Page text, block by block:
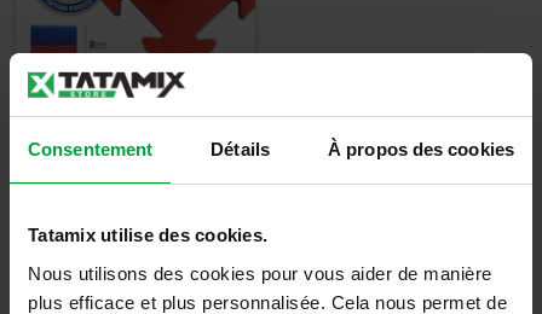
Consentement Détails À propos des cookies
Tatamix utilise des cookies.
Nous utilisons des cookies pour vous aider de manière
plus efficace et plus personnalisée. Cela nous permet de
K20W - WKF
approuvé
36,33€
43,60 €TTC